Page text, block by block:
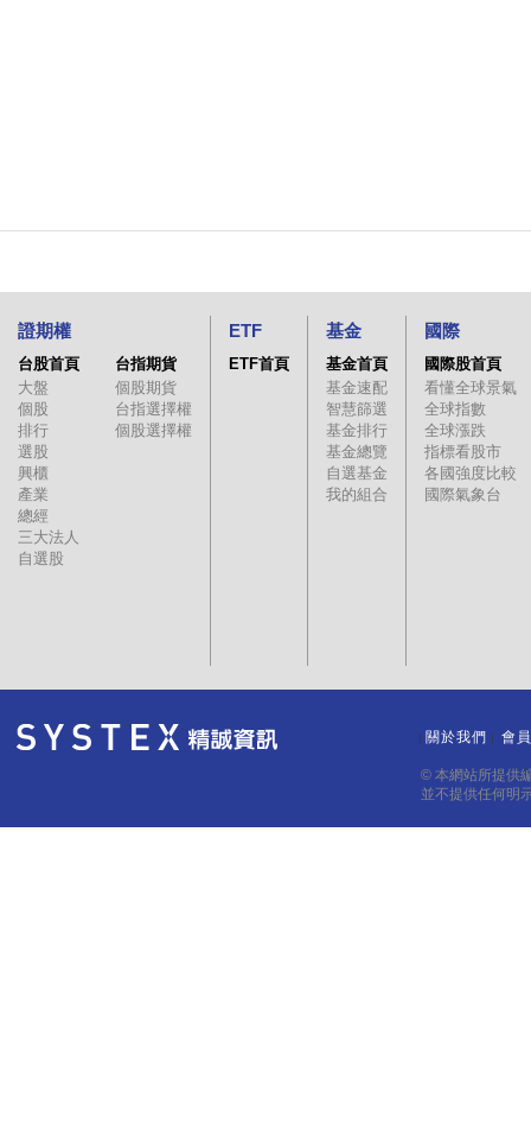
證期權
台股首頁
大盤
個股
排行
選股
興櫃
產業
總經
三大法人
自選股
台指期貨
個股期貨
台指選擇權
個股選擇權
ETF
ETF首頁
基金
基金首頁
基金速配
智慧篩選
基金排行
基金總覽
自選基金
我的組合
國際
國際股首頁
看懂全球景氣
全球指數
全球漲跌
指標看股市
各國強度比較
國際氣象台
關於我們 會
© 本網站所提供
並不提供任何明